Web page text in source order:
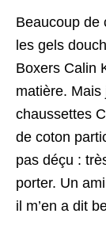
Beaucoup de
les gels
Boxers Calin
matière.
chaussettes
de coton
pas déçu :
porter. Un
il m’en a dit